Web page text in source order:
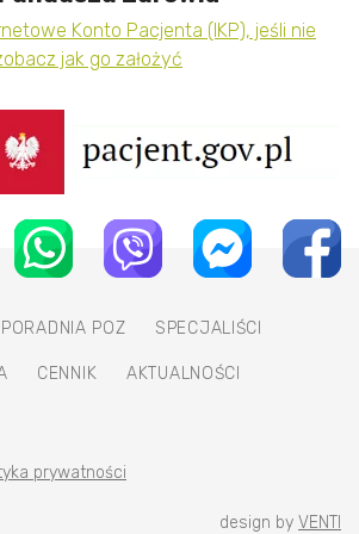
Konto Pacjenta (IKP), jeśli nie
jak go założyć
PORADNIA POZ SPECJALIŚCI
CENNIK AKTUALNOŚCI
prywatności
design by VENTI